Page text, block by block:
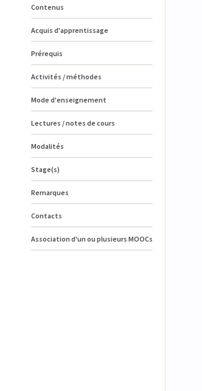
Contenus
Acquis d'apprentissage
Prérequis
Activités / méthodes
Mode d'enseignement
Lectures / notes de cours
Modalités
Stage(s)
Remarques
Contacts
Association d'un ou plusieurs MOOCs